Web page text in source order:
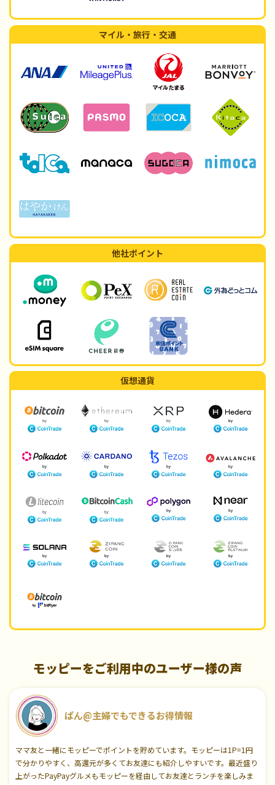
マイル・旅行・交通
他社ポイント
仮想通貨
モッピーをご利用中のユーザー様の声
ぱん@主婦でもできるお得情報
ママ友と一緒にモッピーでポイントを貯めています。モッピーは1P=1円
で分かりやすく、高還元が多くてお友達にも紹介しやすいです。最近盛り
上がったPayPayグルメもモッピーを経由してお友達とランチを楽しみま